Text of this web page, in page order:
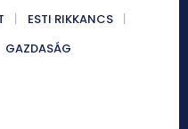
ESTI RIKKANCS
GAZDASÁG